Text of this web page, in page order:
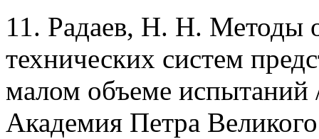
11. Радаев, Н. Н. Методы
технических систем
малом объеме
Академия Петра